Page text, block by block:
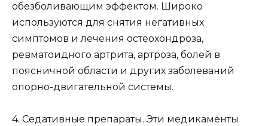
обезболивающим эффектом. Широко
используются для снятия негативных
симптомов и лечения остеохондроза,
ревматоидного артрита, артроза, болей в
поясничной области и других заболеваний
опорно-двигательной системы.
4. Седативные препараты. Эти медикаменты